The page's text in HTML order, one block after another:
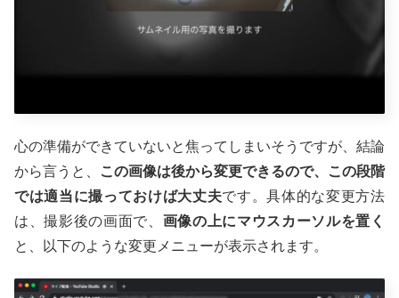
心の準備ができていないと焦ってしまいそうですが、結論
から言うと、
この画像は後から変更できるので、この段階
では適当に撮っておけば大丈夫です。具体的な変更方法
は、撮影後の画面で、 画像の上にマウスカーソルを置く
と、以下のような変更メニューが表示されます。